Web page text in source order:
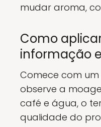
mudar aroma,
Como
informação
Comece com um
observe a
café e água, o
qualidade do